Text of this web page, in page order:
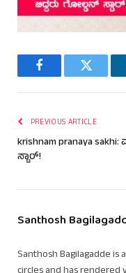
FacebookTwitter
PREVIOUS ARTICLE
krishnam pranaya
ಸ್ಟಾರ್!
Santhosh
Santhosh Bagilagadde is